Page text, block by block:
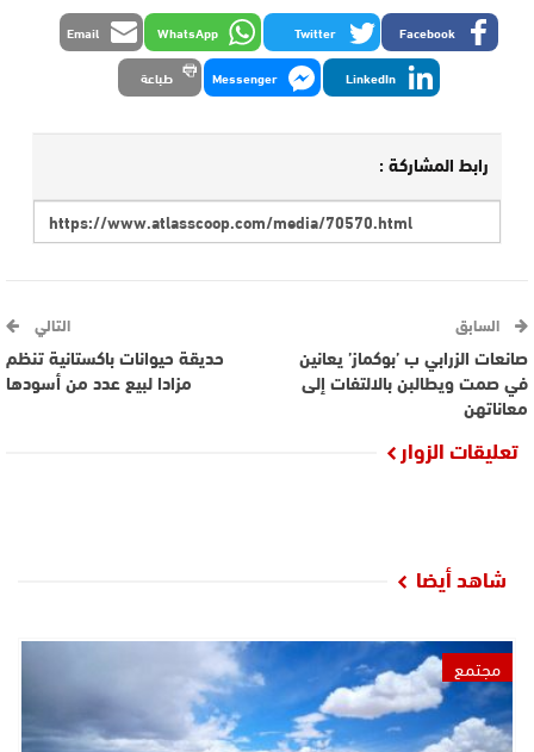
Facebook
Twitter
WhatsApp
Email
LinkedIn
Messenger طباعة
رابط المشاركة :
السابق
صانعات الزرابي ب ’بوكماز’ يعانين
في صمت ويطالبن بالالتفات إلى
معاناتهن
التالي
حديقة حيوانات باكستانية تنظم
مزادا لبيع عدد من أسودها
تعليقات الزوار
شاهد أيضا
مجتمع